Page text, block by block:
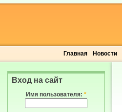
Главная Новости
Вход на сайт
Имя пользователя: *